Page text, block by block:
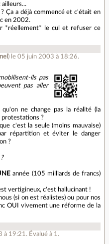
Ça a déjà commencé et c'était en
en 2002.
*réellement* le cul et refuser ce
) le 05 juin 2003 à 18:26.
ils pas
pas aller
ne change pas la réalité (la
protestations ?
c'est la seule (moins mauvaise)
répartition et éviter le danger
?
année (105 milliards de francs)
vertigineux, c'est hallucinant !
(si on est réalistes) ou pour nos
OUI vivement une réforme de la
à 19:21 . Évalué à 1 .